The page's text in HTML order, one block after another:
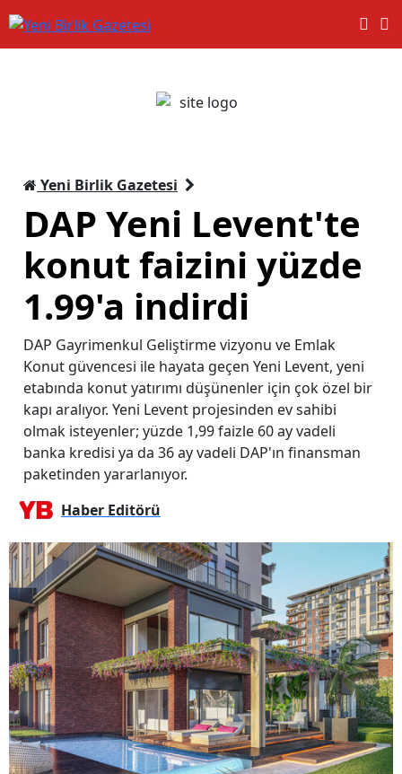
Yeni Birlik Gazetesi
​DAP Yeni Levent'te
konut faizini yüzde
1.99'a indirdi
DAP Gayrimenkul Geliştirme vizyonu ve Emlak
Konut güvencesi ile hayata geçen Yeni Levent, yeni
etabında konut yatırımı düşünenler için çok özel bir
kapı aralıyor. Yeni Levent projesinden ev sahibi
olmak isteyenler; yüzde 1,99 faizle 60 ay vadeli
banka kredisi ya da 36 ay vadeli DAP'ın finansman
paketinden yararlanıyor.
Haber Editörü